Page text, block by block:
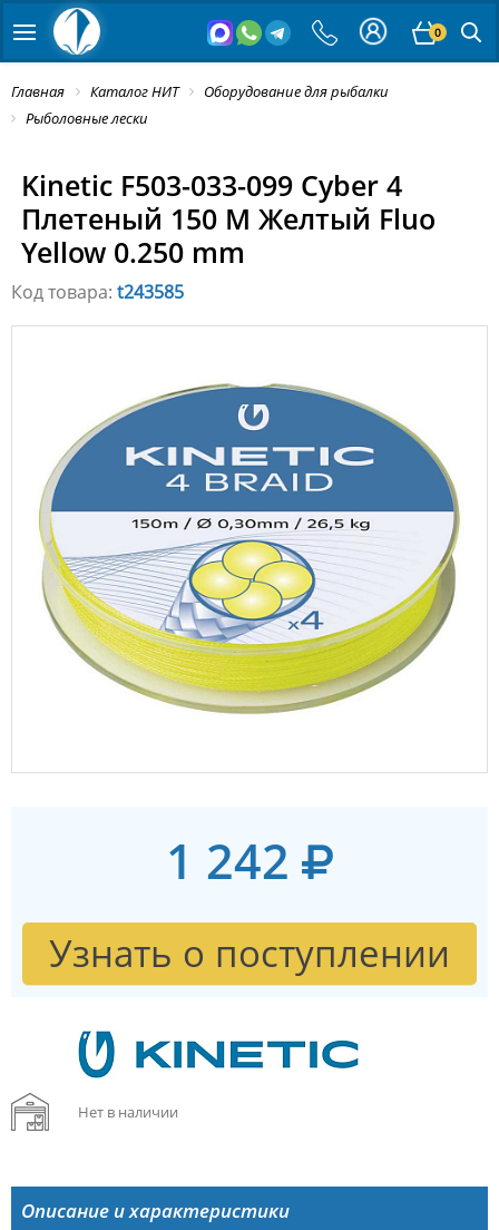
0
Главная Каталог НИТ
Оборудование для рыбалки
Рыболовные лески
Kinetic F503-033-099 Cyber 4
Плетеный 150 M Желтый Fluo
Yellow 0.250 mm
Код товара: t243585
1 242
Узнать о поступлении
Нет в наличии
Описание и характеристики